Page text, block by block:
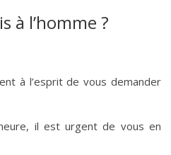
à l’homme ?
à l’esprit de vous demander
il est urgent de vous en